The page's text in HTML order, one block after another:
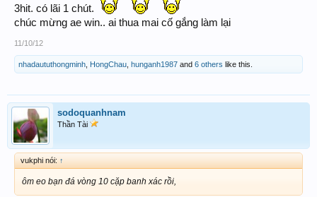
3hit. có lãi 1 chút.
chúc mừng ae win.. ai thua mai cố gắng làm lại
11/10/12
nhadaututhongminh HongChau hunganh1987 and 6 others like this.
sodoquanhnam
Thần Tài
vukphi nói: ↑
ôm eo bạn đá vòng 10 cặp banh xác rồi,